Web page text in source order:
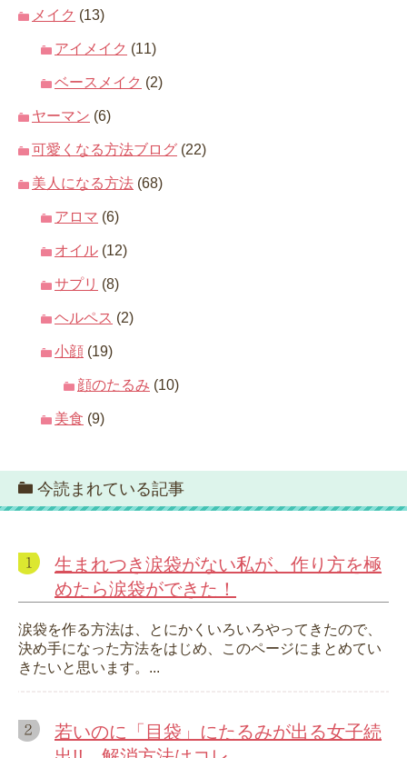
メイク (13)
アイメイク (11)
ベースメイク (2)
ヤーマン (6)
可愛くなる方法ブログ (22)
美人になる方法 (68)
アロマ (6)
オイル (12)
サプリ (8)
ヘルペス (2)
小顔 (19)
顔のたるみ (10)
美食 (9)
今読まれている記事
生まれつき涙袋がない私が、作り方を極
めたら涙袋ができた！
涙袋を作る方法は、とにかくいろいろやってきたので、
決め手になった方法をはじめ、このページにまとめてい
きたいと思います。...
若いのに「目袋」にたるみが出る女子続